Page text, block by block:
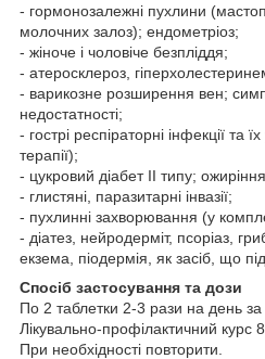
- гормонозалежні пухлини
молочних залоз); ендометріоз;
- жіноче і чоловіче безпліддя;
- атеросклероз,
- варикозне розширення вен;
недостатності;
- гострі респіраторні інфекції та
терапії);
- цукровий діабет II типу;
- глистяні, паразитарні інвазії;
- пухлинні захворювання (у
- діатез, нейродерміт, псоріаз,
екзема, піодермія, як засіб, що
Спосіб застосування та дози
По 2 таблетки 2-3 рази на день за
Лікувально-профілактичний курс
При необхідності повторити.